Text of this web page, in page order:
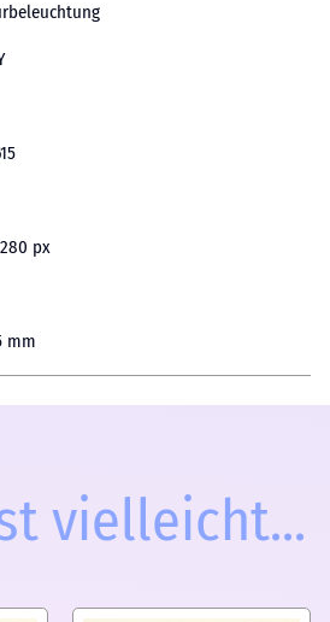
px
mm
vielleicht...